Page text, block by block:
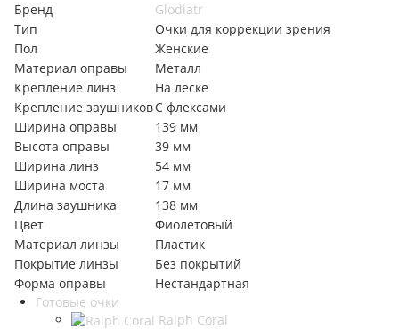
Бренд
Glodiatr
Тип
Очки для коррекции зрения
Пол
Женские
Материал оправы
Металл
Крепление линз
На леске
Крепление заушниковС флексами
Ширина оправы
139 мм
Высота оправы
39 мм
Ширина линз
54 мм
Ширина моста
17 мм
Длина заушника
138 мм
Цвет
Фиолетовый
Материал линзы
Пластик
Покрытие линзы
Без покрытий
Форма оправы
Нестандартная
Готовые очки
Ralph Coral